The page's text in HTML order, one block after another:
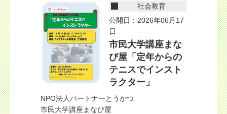
社会教育
公開日：2026年06月17
日
市民大学講座まな
び屋「定年からの
テニスでインスト
ラクター」
NPO法人パートナーとうかつ
市民大学講座まなび屋